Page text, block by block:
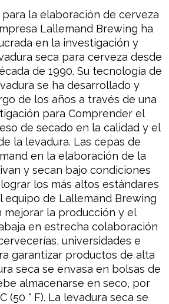
para la elaboración de cerveza
Lallemand Brewing ha
en la investigación y
seca para cerveza desde
de 1990. Su tecnología de
se ha desarrollado y
de los años a través de una
para Comprender el
de secado en la calidad y el
la levadura. Las cepas de
en la elaboración de la
y secan bajo condiciones
los más altos estándares
equipo de Lallemand Brewing
mejorar la producción y el
en estrecha colaboración
universidades e
garantizar productos de alta
seca se envasa en bolsas de
almacenarse en seco, por
(50 ° F). La levadura seca se